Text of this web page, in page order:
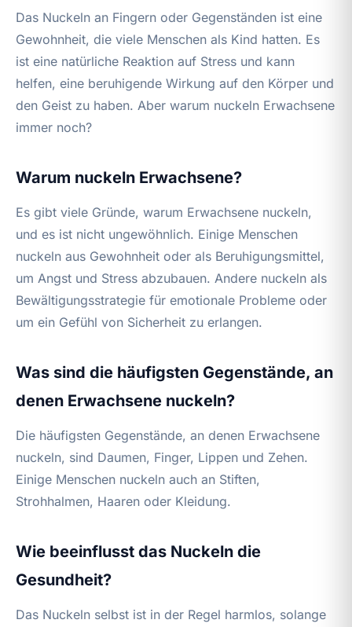
Das Nuckeln an Fingern oder Gegenständen ist eine
Gewohnheit, die viele Menschen als Kind hatten. Es
ist eine natürliche Reaktion auf Stress und kann
helfen, eine beruhigende Wirkung auf den Körper und
den Geist zu haben. Aber warum nuckeln Erwachsene
immer noch?
Warum nuckeln Erwachsene?
Es gibt viele Gründe, warum Erwachsene nuckeln,
und es ist nicht ungewöhnlich. Einige Menschen
nuckeln aus Gewohnheit oder als Beruhigungsmittel,
um Angst und Stress abzubauen. Andere nuckeln als
Bewältigungsstrategie für emotionale Probleme oder
um ein Gefühl von Sicherheit zu erlangen.
Was sind die häufigsten Gegenstände, an
denen Erwachsene nuckeln?
Die häufigsten Gegenstände, an denen Erwachsene
nuckeln, sind Daumen, Finger, Lippen und Zehen.
Einige Menschen nuckeln auch an Stiften,
Strohhalmen, Haaren oder Kleidung.
Wie beeinflusst das Nuckeln die
Gesundheit?
Das Nuckeln selbst ist in der Regel harmlos, solange